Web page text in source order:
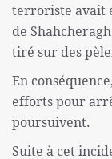
terroriste avait
de
tiré sur des
En
efforts pour
poursuivent.
Suite à cet